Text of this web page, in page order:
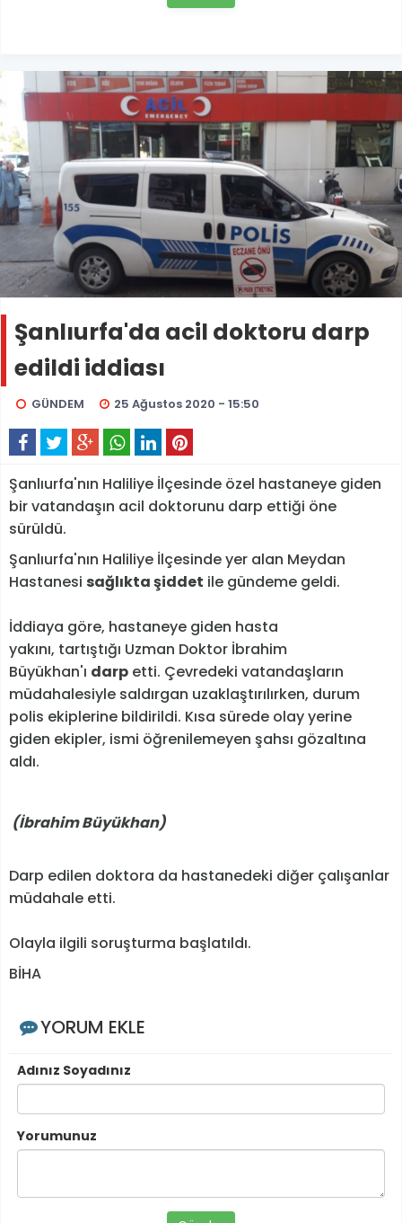
Şanlıurfa'da acil doktoru darp
edildi iddiası
GÜNDEM 25 Ağustos 2020 - 15:50
Şanlıurfa'nın Haliliye İlçesinde özel hastaneye giden
bir vatandaşın acil doktorunu darp ettiği öne
sürüldü.
Şanlıurfa'nın Haliliye İlçesinde yer alan Meydan
Hastanesi sağlıkta şiddet ile gündeme geldi.
İddiaya göre, hastaneye giden hasta
yakını, tartıştığı Uzman Doktor İbrahim
Büyükhan'ı darp etti. Çevredeki vatandaşların
müdahalesiyle saldırgan uzaklaştırılırken, durum
polis ekiplerine bildirildi. Kısa sürede olay yerine
giden ekipler, ismi öğrenilemeyen şahsı gözaltına
aldı.
(İbrahim Büyükhan)
Darp edilen doktora da hastanedeki diğer çalışanlar
müdahale etti.
Olayla ilgili soruşturma başlatıldı.
BİHA
YORUM EKLE
Adınız Soyadınız
Yorumunuz